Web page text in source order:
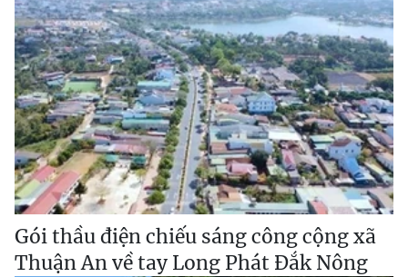
Gói thầu điện chiếu sáng công cộng xã
Thuận An về tay Long Phát Đắk Nông